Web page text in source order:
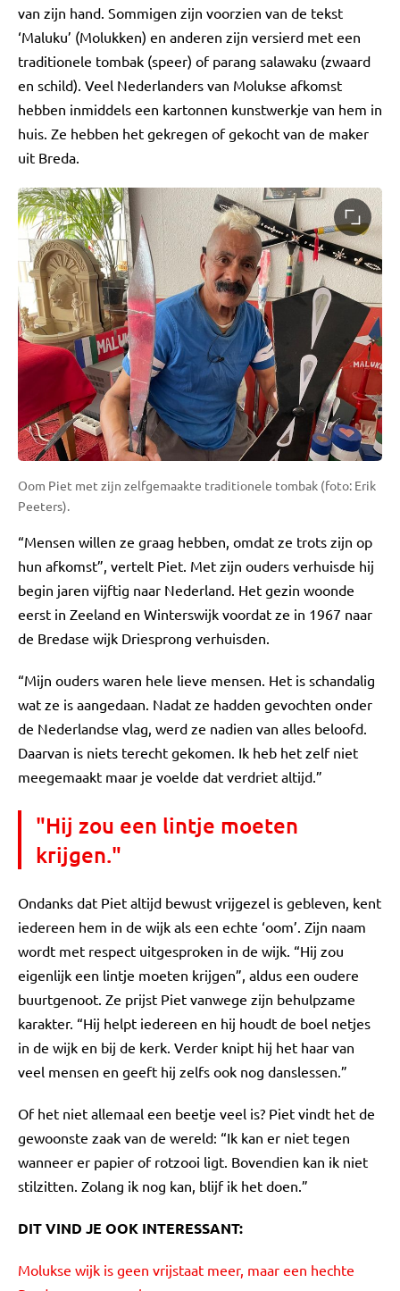
van zijn hand. Sommigen zijn voorzien van de tekst
‘Maluku’ (Molukken) en anderen zijn versierd met een
traditionele tombak (speer) of parang salawaku (zwaard
en schild). Veel Nederlanders van Molukse afkomst
hebben inmiddels een kartonnen kunstwerkje van hem in
huis. Ze hebben het gekregen of gekocht van de maker
uit Breda.
Oom Piet met zijn zelfgemaakte traditionele tombak (foto: Erik
Peeters).
“Mensen willen ze graag hebben, omdat ze trots zijn op
hun afkomst”, vertelt Piet. Met zijn ouders verhuisde hij
begin jaren vijftig naar Nederland. Het gezin woonde
eerst in Zeeland en Winterswijk voordat ze in 1967 naar
de Bredase wijk Driesprong verhuisden.
“Mijn ouders waren hele lieve mensen. Het is schandalig
wat ze is aangedaan. Nadat ze hadden gevochten onder
de Nederlandse vlag, werd ze nadien van alles beloofd.
Daarvan is niets terecht gekomen. Ik heb het zelf niet
meegemaakt maar je voelde dat verdriet altijd.”
"Hij zou een lintje moeten
krijgen."
Ondanks dat Piet altijd bewust vrijgezel is gebleven, kent
iedereen hem in de wijk als een echte ‘oom’. Zijn naam
wordt met respect uitgesproken in de wijk. “Hij zou
eigenlijk een lintje moeten krijgen”, aldus een oudere
buurtgenoot. Ze prijst Piet vanwege zijn behulpzame
karakter. “Hij helpt iedereen en hij houdt de boel netjes
in de wijk en bij de kerk. Verder knipt hij het haar van
veel mensen en geeft hij zelfs ook nog danslessen.”
Of het niet allemaal een beetje veel is? Piet vindt het de
gewoonste zaak van de wereld: “Ik kan er niet tegen
wanneer er papier of rotzooi ligt. Bovendien kan ik niet
stilzitten. Zolang ik nog kan, blijf ik het doen.”
DIT VIND JE OOK INTERESSANT:
Molukse wijk is geen vrijstaat meer, maar een hechte